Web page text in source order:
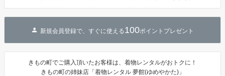
新規会員登録で、すぐに使える100ポイントプレゼント
きもの町でご購入頂いたお客様は、着物レンタルがおトクに！
きもの町の姉妹店「着物レンタル 夢館(ゆめやかた)」